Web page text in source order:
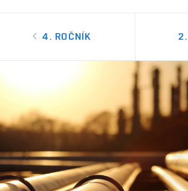
4. ROČNÍK